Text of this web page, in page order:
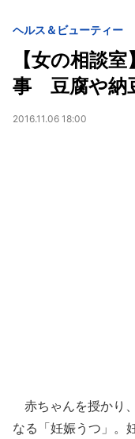
ヘルス＆ビューティー
【女の相談
事 豆腐や納
2016.11.06 18:00
赤ちゃんを授かり
なる「妊娠うつ」。